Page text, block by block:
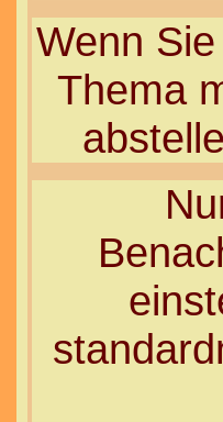
Wenn
Thema